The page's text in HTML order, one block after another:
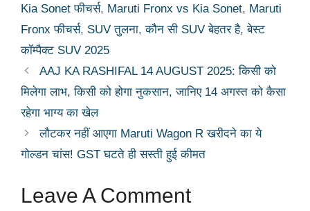
Kia Sonet फीचर्स, Maruti Fronx vs Kia Sonet, Maruti
Fronx फीचर्स, SUV तुलना,कौन सी SUV बेहतर है,बेस्ट
कॉम्पैक्ट SUV 2025
AAJ KA RASHIFAL 14 AUGUST 2025: किसी को
मिलेगा लाभ, किसी को होगा नुकसान, जानिए 14 अगस्त को कैसा
रहेगा भाग्य का खेल
लौटकर नहीं आएगा Maruti Wagon R खरीदने का ये
गोल्डन चांस! GST घटते ही सस्ती हुई कीमत
Leave A Comment